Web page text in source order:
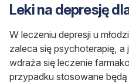
Leki na depresję
W leczeniu depresji u
zaleca się psychoterapię, a
wdraża się leczenie
przypadku stosowane